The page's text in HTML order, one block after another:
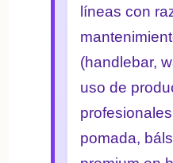
líneas con
(handlebar,
uso de
pomada,